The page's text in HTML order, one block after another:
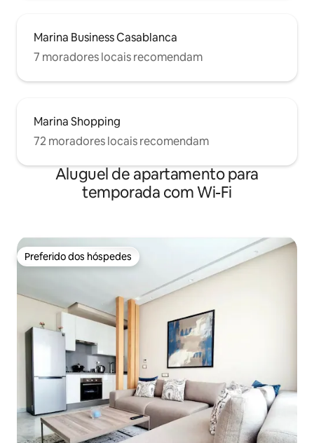
Marina Business Casablanca
7 moradores locais recomendam
Marina Shopping
72 moradores locais recomendam
Aluguel de apartamento para
temporada com Wi-Fi
Preferido dos hóspedes
Preferido dos hóspedes